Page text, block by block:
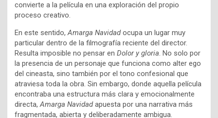
convierte a la película en una exploración del propio
proceso creativo.
En este sentido,Amarga Navidadocupa un lugar muy
particular dentro de la filmografía reciente del director.
Resulta imposible no pensar en Dolor y gloria. No solo por
la presencia de un personaje que funciona como alter ego
del cineasta, sino también por el tono confesional que
atraviesa toda la obra. Sin embargo, donde aquella película
encontraba una estructura más clara y emocionalmente
directa,Amarga Navidadapuesta por una narrativa más
fragmentada, abierta y deliberadamente ambigua.